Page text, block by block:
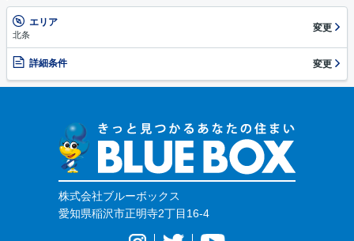
エリア
北条
変更
詳細条件 変更
株式会社ブルーボックス
愛知県稲沢市正明寺2丁目16-4